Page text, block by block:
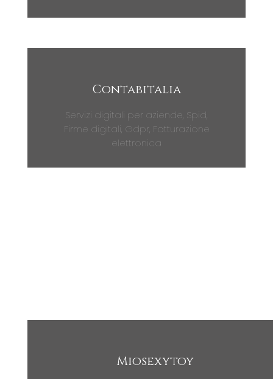
Contabitalia
Servizi digitali per aziende, Spid,
Firme digitali, Gdpr, Fatturazione
elettronica
Miosexytoy